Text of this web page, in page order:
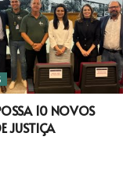
10 NOVOS
JUSTIÇA